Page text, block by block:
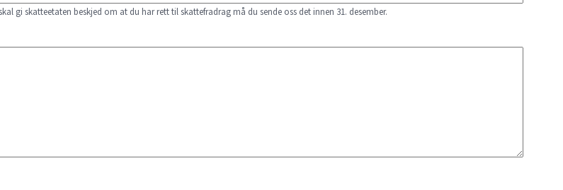
gi skatteetaten beskjed om at du har rett til skattefradrag må du sende oss det innen 31. desember.